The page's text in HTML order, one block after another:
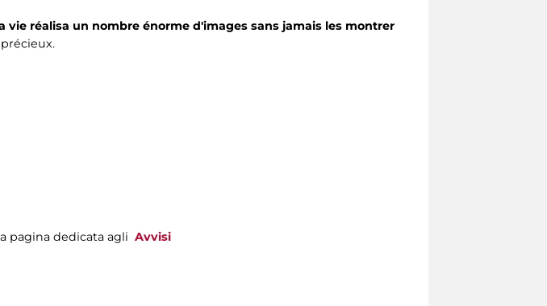
vie réalisa un nombre énorme d'images sans jamais les montrer
pagina dedicata agli Avvisi